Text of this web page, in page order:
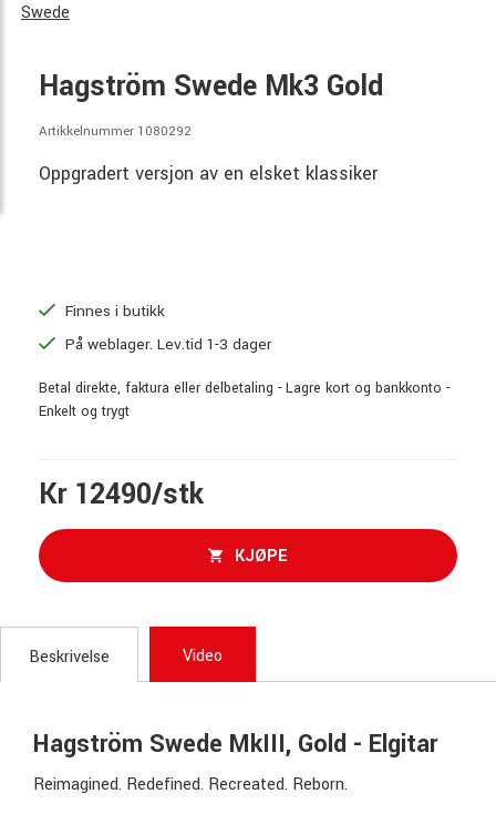
Swede
Hagström Swede Mk3 Gold
Artikkelnummer 1080292
Oppgradert versjon av en elsket klassiker
Finnes i butikk
På weblager. Lev.tid 1-3 dager
Betal direkte, faktura eller delbetaling - Lagre kort og bankkonto -
Enkelt og trygt
Kr 12490/stk
KJØPE
Beskrivelse Video
Hagström Swede MkIII, Gold - Elgitar
Reimagined. Redefined. Recreated. Reborn.